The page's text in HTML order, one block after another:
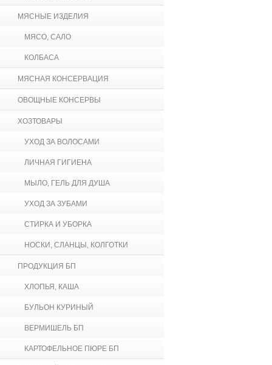
МЯСНЫЕ ИЗДЕЛИЯ
МЯСО, САЛО
КОЛБАСА
МЯСНАЯ КОНСЕРВАЦИЯ
ОВОЩНЫЕ КОНСЕРВЫ
ХОЗТОВАРЫ
УХОД ЗА ВОЛОСАМИ
ЛИЧНАЯ ГИГИЕНА
МЫЛО, ГЕЛЬ ДЛЯ ДУША
УХОД ЗА ЗУБАМИ
СТИРКА И УБОРКА
НОСКИ, СЛАНЦЫ, КОЛГОТКИ
ПРОДУКЦИЯ БП
ХЛОПЬЯ, КАША
БУЛЬОН КУРИНЫЙ
ВЕРМИШЕЛЬ БП
КАРТОФЕЛЬНОЕ ПЮРЕ БП